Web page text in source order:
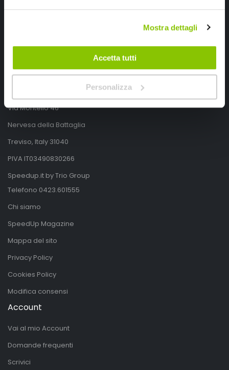
Mostra dettagli
Accetta tutti
Personalizza
Via Montello 46
Nervesa della Battaglia
Treviso, Italy 31040
PIVA IT03490830266
Speedup.it by Trio Group
Telefono 0423.601555
Chi siamo
SpeedUp Magazine
Mappa del sito
Privacy Policy
Cookies Policy
Modifica consensi
Account
Vai al mio Account
Domande frequenti
Scrivici